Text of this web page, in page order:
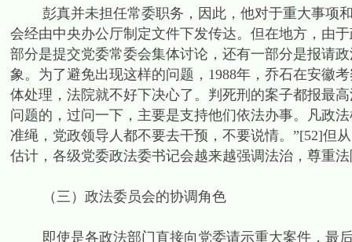
彭真并未担任常委职务，因此，他对于重大事项和
会经由中央办公厅制定文件下发传达。但在地方，由
部分是提交党委常委会集体讨论，还有一部分是报请
象。为了避免出现这样的问题，1988年，乔石在安徽
体处理，法院就不好下决心了。判死刑的案子都报最
问题的，过问一下，主要是支持他们依法办事。凡政
准绳，党政领导人都不要去干预，不要说情。”[52]但
估计，各级党委政法委书记会越来越强调法治，尊重
（三）政法委员会的协调角色
即使是各政法部门直接向党委请示重大案件，最后